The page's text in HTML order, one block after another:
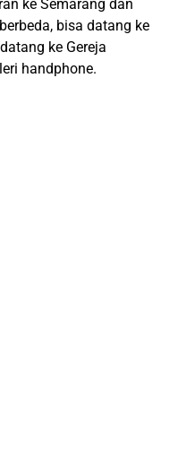
ke Semarang dan
bisa datang ke
ke Gereja
handphone.